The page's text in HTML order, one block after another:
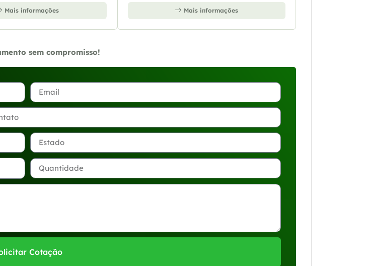
Mais informações Mais informações
sem compromisso!
Cotação